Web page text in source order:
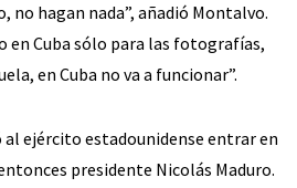
no hagan nada”, añadió Montalvo.
en Cuba sólo para las fotografías,
en Cuba no va a funcionar”.
al ejército estadounidense entrar en
presidente Nicolás Maduro.